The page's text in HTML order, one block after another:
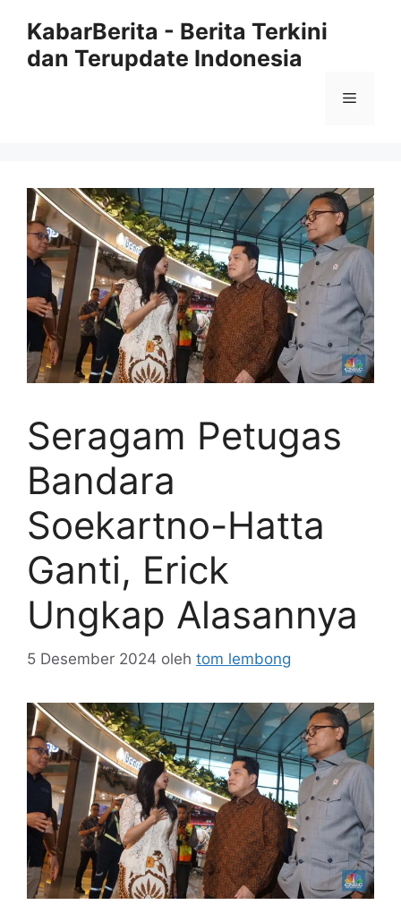
KabarBerita - Berita Terkini
dan Terupdate Indonesia
Menu
Seragam Petugas
Bandara
Soekartno-Hatta
Ganti, Erick
Ungkap Alasannya
5 Desember 2024 oleh tom lembong